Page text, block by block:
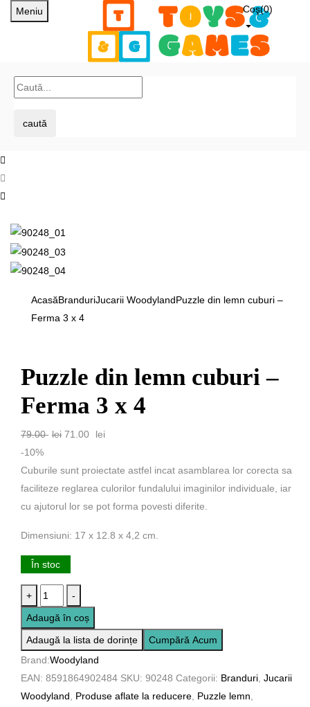
Meniu Coş(0)
caută
AcasăBranduriJucarii WoodylandPuzzle din lemn cuburi –
Ferma 3 x 4
Puzzle din lemn cuburi –
Ferma 3 x 4
79.00 lei Prețul
a
fost:
79.00 lei.
71.00 lei
este:
71.00 lei.
-10%
Cuburile sunt proiectate astfel incat asamblarea lor corecta sa
faciliteze reglarea culorilor fundalului imaginilor individuale, iar
cu ajutorul lor se pot forma povesti diferite.
Dimensiuni: 17 x 12.8 x 4,2 cm.
În stoc
+
Cantitate
Puzzle
din
lemn
cuburi
-
Ferma
-
Adaugă în coș
Adaugă la lista de dorințe
Cumpără Acum
Brand:Woodyland
EAN: 8591864902484 SKU: 90248 Categorii: Branduri Jucarii
Woodyland
Produse aflate la reducere Puzzle lemn